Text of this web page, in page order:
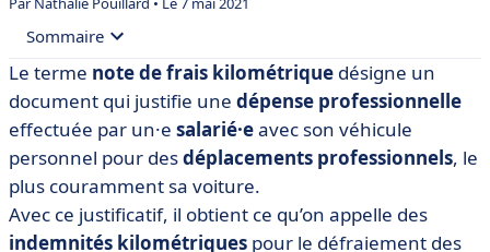
Sommaire
• Comment fonctionnent les notes de frais
kilométriques ?
• Comment calculer les notes de frais kilométriques ?
• Gérez vos notes de frais kilométriques avec un
logiciel de gestion des notes de frais
Le terme note de frais kilométrique désigne un
document qui justifie une dépense professionnelle
effectuée par un·e salarié·eavec son véhicule
personnel pour desdéplacements professionnels, le
plus couramment sa voiture.
Avec ce justificatif, il obtient ce qu’on appelle des
indemnités kilométriques pour le défraiement des